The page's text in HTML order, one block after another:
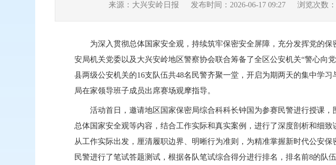
来源：大兴安岭日报 发布时间：2026-06-17 09:27 浏览次数：
为深入贯彻总体国家安全观，持续筑牢保密安全屏障，充分发挥党的
安局机关党委以及大兴安岭地区警察协会联合筹备了全区公安机关“警心向
县两级公安机关的16支队伍共48名民警齐聚一堂，开启为期两天的集中学
局在家领导班子成员出席赛场观摩指导。
活动首日，邀请地区国家保密局综合科科长钟国为参赛民警进行授课
总体国家安全观等内容，结合工作实际和真实案例，进行了深度剖析和细
从工作实际出发，厘清履职边界、明晰行为准则，为精准掌握新时代公安
民警进行了笔试答题测试，根据各队笔试综合得分进行排名，排名前8的队伍